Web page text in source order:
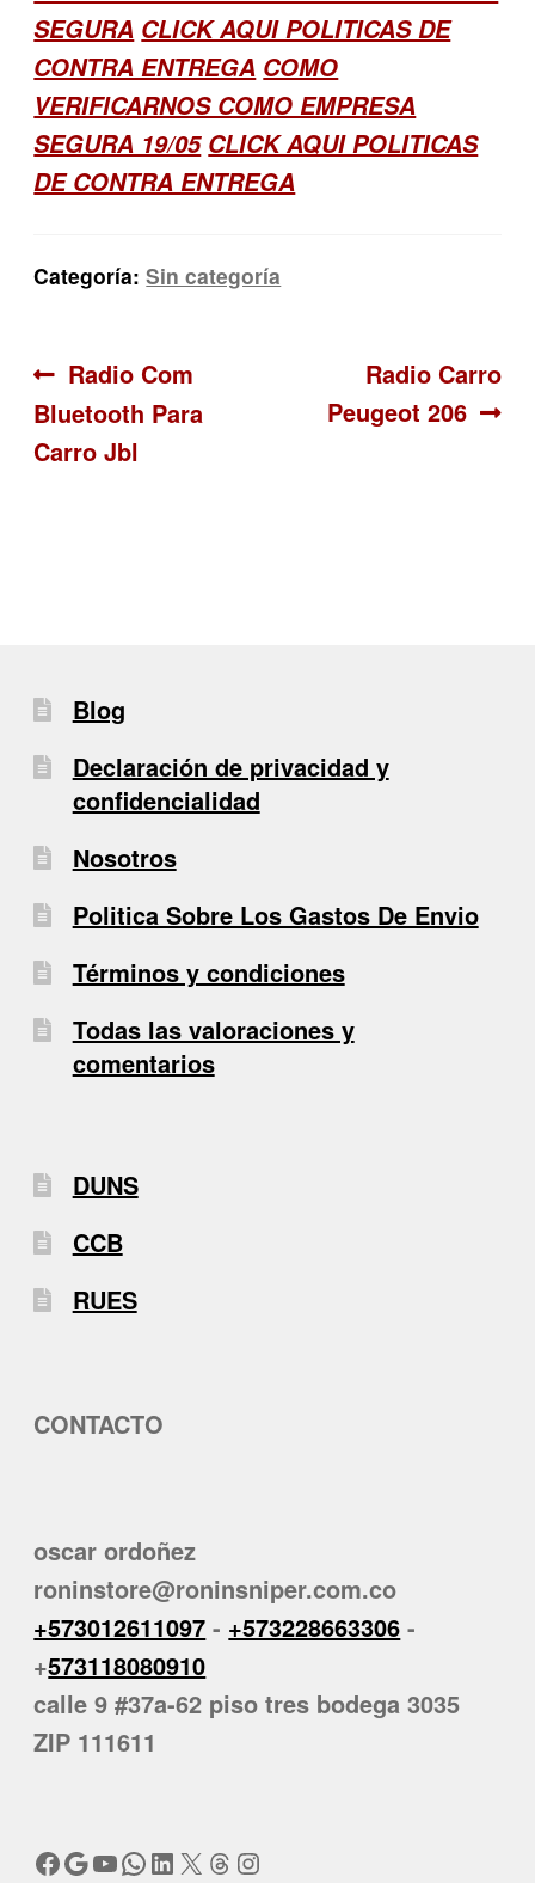
SEGURA CLICK AQUI POLITICAS DE
CONTRA ENTREGA COMO
VERIFICARNOS COMO EMPRESA
SEGURA 19/05 CLICK AQUI POLITICAS
DE CONTRA ENTREGA
Categoría:Sin categoría
Navegación
de
Anterior:
Radio Com
Bluetooth Para
Carro Jbl
Siguiente:
Radio Carro
Peugeot 206
Blog
Declaración de privacidad y
confidencialidad
Nosotros
Politica Sobre Los Gastos De Envio
Términos y condiciones
Todas las valoraciones y
comentarios
DUNS
CCB
RUES
CONTACTO
oscar ordoñez
roninstore@roninsniper.com.co
+573012611097 - +573228663306 -
+573118080910
calle 9 #37a-62 piso tres bodega 3035
ZIP 111611
Facebook
Google
YouTube
WhatsApp
LinkedIn
X Threads
Instagram